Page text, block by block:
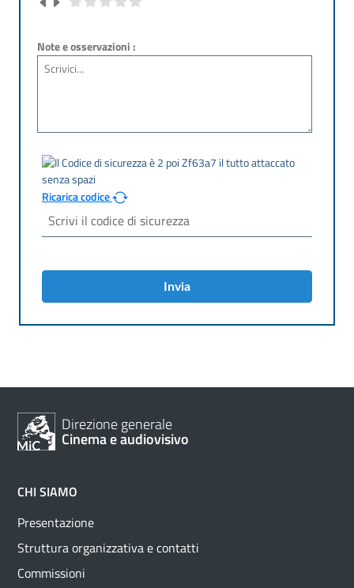
Note e osservazioni :
Ricarica codice
Invia
Direzione generale
Cinema e audiovisivo
CHI SIAMO
Presentazione
Struttura organizzativa e contatti
Commissioni